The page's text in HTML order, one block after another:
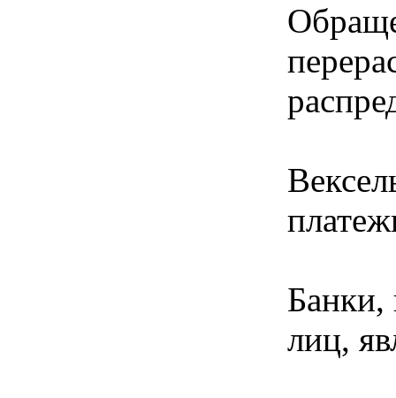
Банки,
лиц,